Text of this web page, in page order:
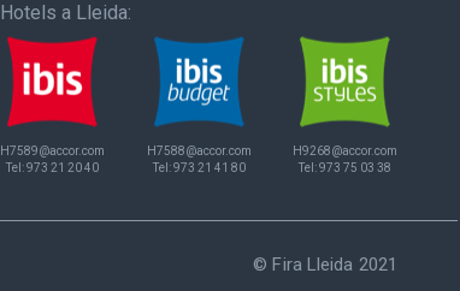
Hotels a Lleida:
H7589@accor.com
Tel:973 21 20 40
H7588@accor.com
Tel:973 21 41 80
H9268@accor.com
Tel:973 75 03 38
© Fira Lleida 2021